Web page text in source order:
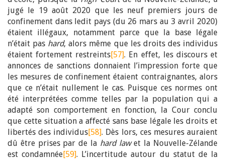
jugé le 19 août 2020 que les neuf premiers jours de
confinement dans ledit pays (du 26 mars au 3 avril 2020)
étaient illégaux, notamment parce que la base légale
n’était pas hard, alors même que les droits des individus
étaient fortement restreints[57]. En effet, les discours et
annonces de sanctions donnaient l’impression forte que
les mesures de confinement étaient contraignantes, alors
que ce n’était nullement le cas. Puisque ces normes ont
été interprétées comme telles par la population qui a
adapté son comportement en fonction, la Cour conclu
que cette situation a affecté sans base légale les droits et
libertés des individus[58]. Dès lors, ces mesures auraient
dû être prises par de la hard lawet la Nouvelle-Zélande
est condamnée[59]. L’incertitude autour du statut de la